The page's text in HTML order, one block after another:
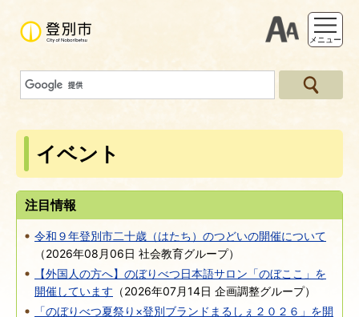
支援ツー
メニュー
イベント
注目情報
令和９年登別市二十歳（はたち）のつどいの開催について
（2026年08月06日 社会教育グループ）
【外国人の方へ】のぼりべつ日本語サロン「のぼここ」を
開催しています （2026年07月14日 企画調整グループ）
「のぼりべつ夏祭り×登別ブランドまるしぇ２０２６」を開